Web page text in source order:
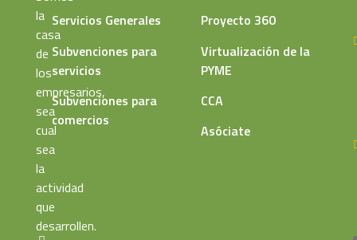
la
casa
de
los
empresarios,
sea
cual
sea
la
actividad
que
desarrollen.
Servicios Generales
Subvenciones para
servicios
Subvenciones para
comercios
Proyecto 360
Virtualización de la
PYME
CCA
Asóciate